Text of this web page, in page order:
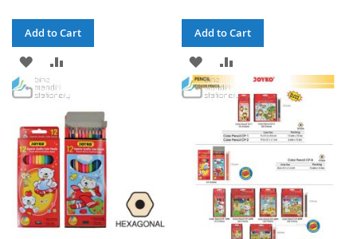
Add to Cart
ADD
TO
LIST
COMPARE
Add to Cart
ADD
TO
LIST
COMPARE